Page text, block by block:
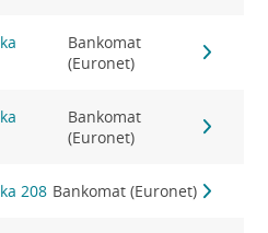
Bankomat
(Euronet)
Bankomat
(Euronet)
208 Bankomat (Euronet)